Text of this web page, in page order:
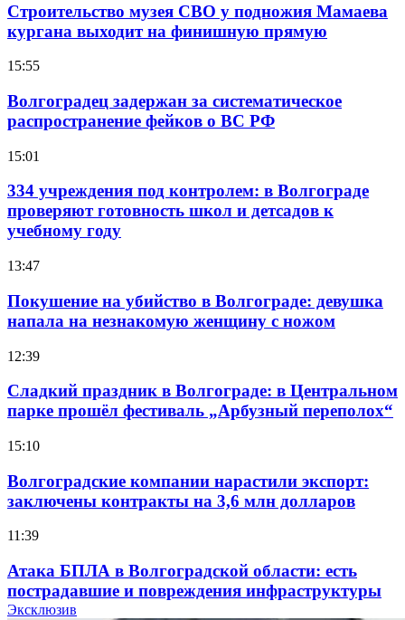
Строительство музея СВО у подножия Мамаева
кургана выходит на финишную прямую
15:55
Волгоградец задержан за систематическое
распространение фейков о ВС РФ
15:01
334 учреждения под контролем: в Волгограде
проверяют готовность школ и детсадов к
учебному году
13:47
Покушение на убийство в Волгограде: девушка
напала на незнакомую женщину с ножом
12:39
Сладкий праздник в Волгограде: в Центральном
парке прошёл фестиваль „Арбузный переполох“
15:10
Волгоградские компании нарастили экспорт:
заключены контракты на 3,6 млн долларов
11:39
Атака БПЛА в Волгоградской области: есть
пострадавшие и повреждения инфраструктуры
Эксклюзив